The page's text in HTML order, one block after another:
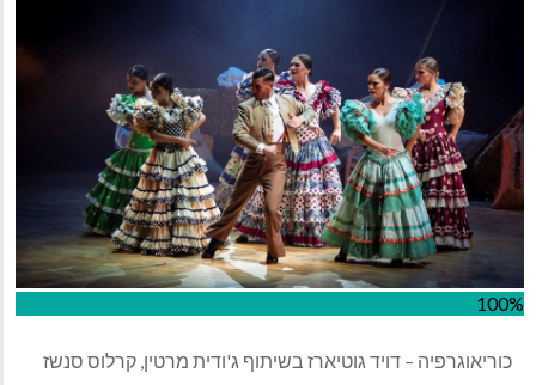
100%
כוריאוגרפיה – דויד גוטיארז בשיתוף ג'ודית מרטין, קרלוס סנשז